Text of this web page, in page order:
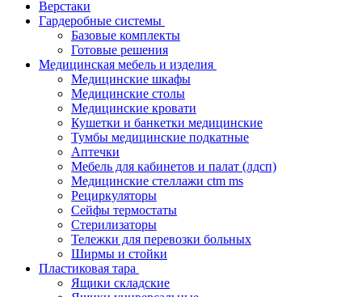
Верстаки
Гардеробные системы
Базовые комплекты
Готовые решения
Медицинская мебель и изделия
Медицинские шкафы
Медицинские столы
Медицинские кровати
Кушетки и банкетки медицинские
Тумбы медицинские подкатные
Аптечки
Мебель для кабинетов и палат (лдсп)
Медицинские стеллажи ctm ms
Рециркуляторы
Сейфы термостаты
Стерилизаторы
Тележки для перевозки больных
Ширмы и стойки
Пластиковая тара
Ящики складские